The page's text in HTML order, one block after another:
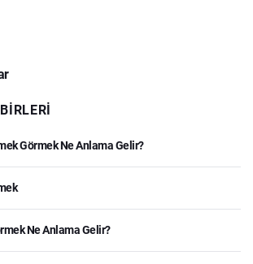
Görmek Ne Anlama Gelir?
Ne Anlama Gelir?